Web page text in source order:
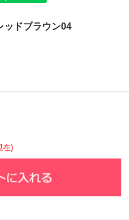
ッドブラウン04
在)